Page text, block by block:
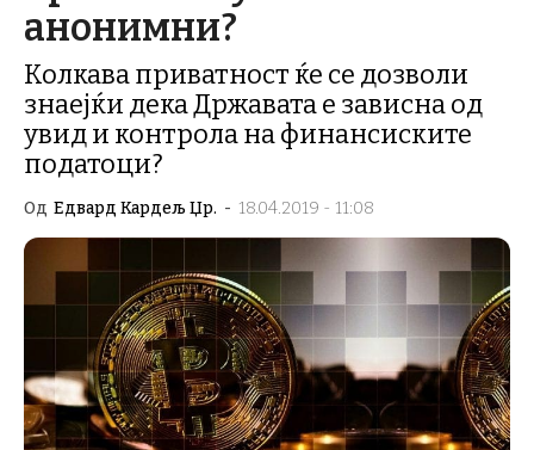
анонимни?
Колкава приватност ќе се дозволи
знаејќи дека Државата е зависна од
увид и контрола на финансиските
податоци?
Од Едвард Кардељ Џр. - 18.04.2019 - 11:08